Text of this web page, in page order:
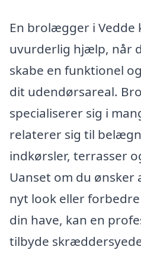
En brolægger i Vedde
uvurderlig hjælp, når
skabe en funktionel
dit udendørsareal.
specialiserer sig i
relaterer sig til
indkørsler, terrasser
Uanset om du ønsker
nyt look eller
din have, kan en
tilbyde